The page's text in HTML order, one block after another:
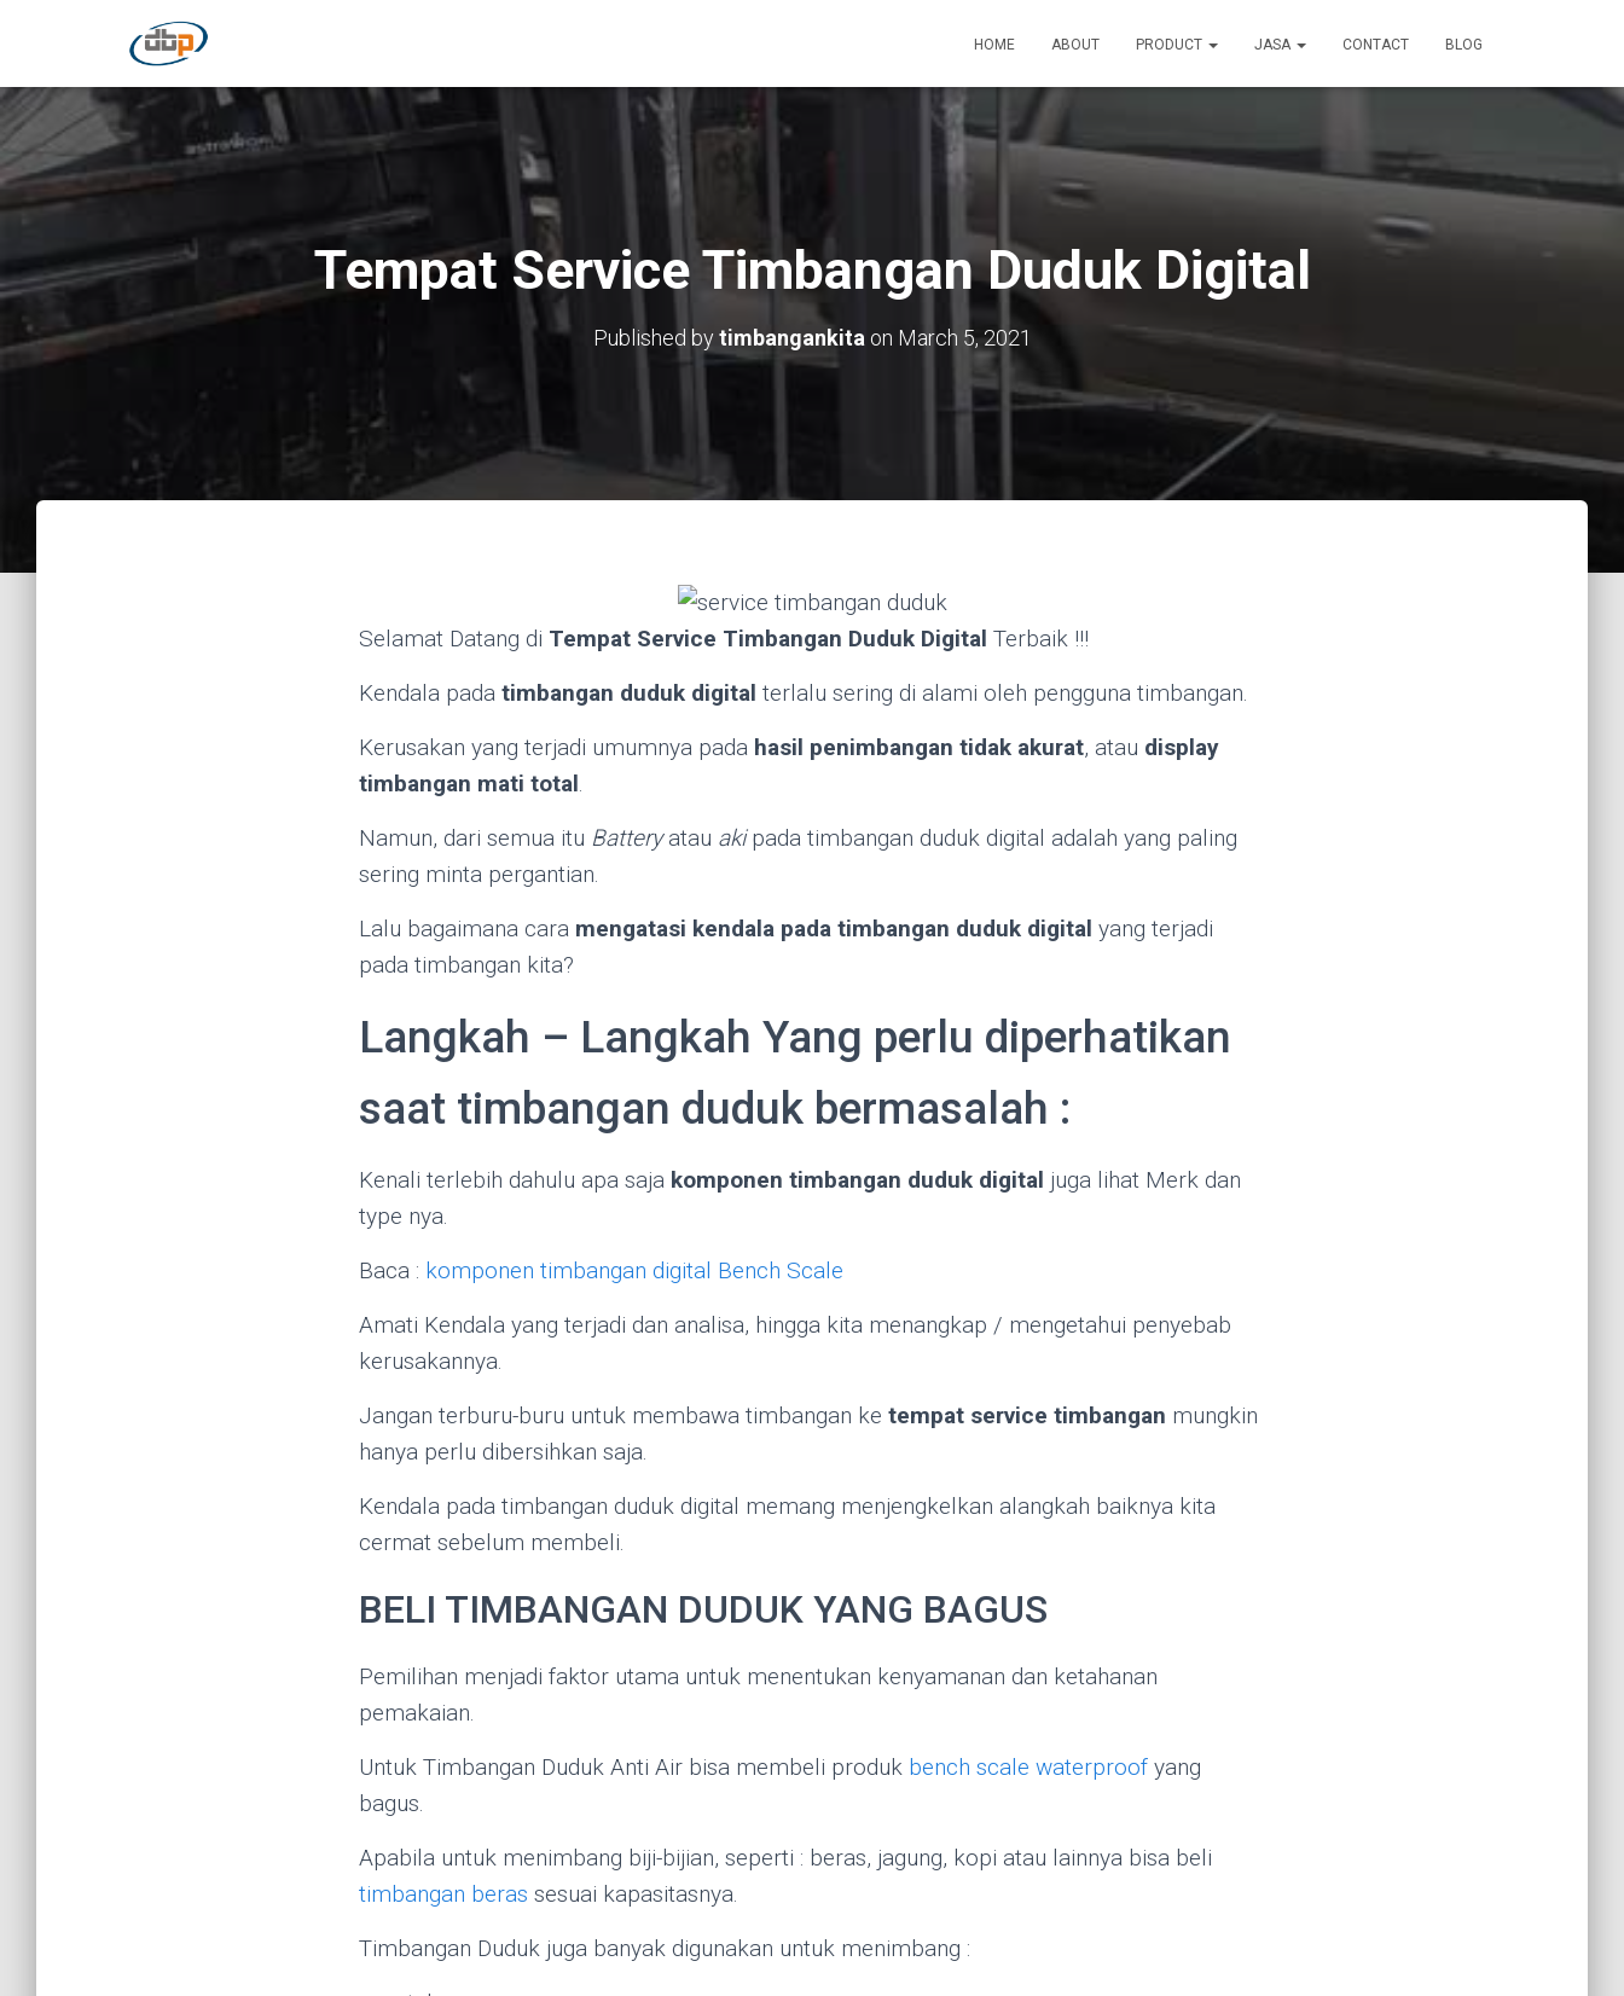
HOME ABOUT PRODUCT JASA CONTACT BLOG
Tempat Service Timbangan Duduk Digital
Published bytimbangankita on March 5, 2021
Selamat Datang di Tempat Service Timbangan Duduk Digital Terbaik !!!
Kendala pada timbangan duduk digital terlalu sering di alami oleh pengguna timbangan.
Kerusakan yang terjadi umumnya pada hasil penimbangan tidak akurat, atau display
timbangan mati total.
Namun, dari semua itu Batteryatau akipada timbangan duduk digital adalah yang paling
sering minta pergantian.
Lalu bagaimana cara mengatasi kendala pada timbangan duduk digital yang terjadi
pada timbangan kita?
Langkah – Langkah Yang perlu diperhatikan
saat timbangan duduk bermasalah :
Kenali terlebih dahulu apa saja komponen timbangan duduk digital juga lihat Merk dan
type nya.
Baca : komponen timbangan digital Bench Scale
Amati Kendala yang terjadi dan analisa, hingga kita menangkap / mengetahui penyebab
kerusakannya.
Jangan terburu-buru untuk membawa timbangan ke tempat service timbangan mungkin
hanya perlu dibersihkan saja.
Kendala pada timbangan duduk digital memang menjengkelkan alangkah baiknya kita
cermat sebelum membeli.
BELI TIMBANGAN DUDUK YANG BAGUS
Pemilihan menjadi faktor utama untuk menentukan kenyamanan dan ketahanan
pemakaian.
Untuk Timbangan Duduk Anti Air bisa membeli produk bench scale waterproof yang
bagus.
Apabila untuk menimbang biji-bijian, seperti : beras, jagung, kopi atau lainnya bisa beli
timbangan beras sesuai kapasitasnya.
Timbangan Duduk juga banyak digunakan untuk menimbang :